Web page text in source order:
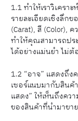
1.1 ทำให้เราวิเคร
รายละเอียดเชิงลึก
(Carat), สี (Color),
ทำให้คุณสามารถปร
ได้อย่างแม่นยำ ไม่ต้
1.2 “อาจ” แสดงถึง
เซอร์แนบมากับสินค้
แสดง” ให้เห็นถึงค
ของสินค้าที่นำมาข